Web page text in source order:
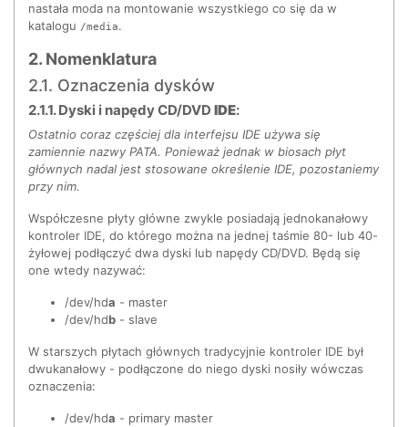
nastała moda na montowanie wszystkiego co się da w
katalogu /media.
2. Nomenklatura
2.1. Oznaczenia dysków
2.1.1. Dyski i napędy CD/DVD IDE:
Ostatnio coraz częściej dla interfejsu IDE używa się
zamiennie nazwy PATA. Ponieważ jednak w biosach płyt
głównych nadal jest stosowane określenie IDE, pozostaniemy
przy nim.
Współczesne płyty główne zwykle posiadają jednokanałowy
kontroler IDE, do którego można na jednej taśmie 80- lub 40-
żyłowej podłączyć dwa dyski lub napędy CD/DVD. Będą się
one wtedy nazywać:
/dev/hda - master
/dev/hdb - slave
W starszych płytach głównych tradycyjnie kontroler IDE był
dwukanałowy - podłączone do niego dyski nosiły wówczas
oznaczenia:
/dev/hda - primary master